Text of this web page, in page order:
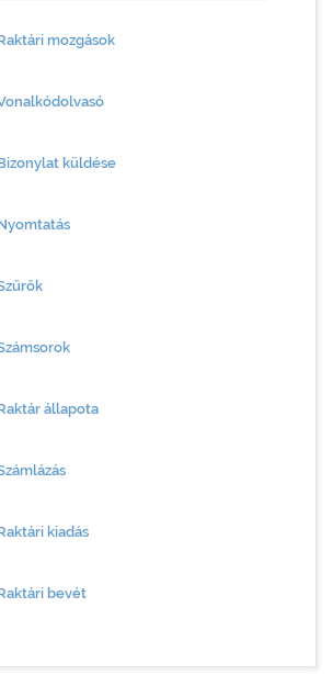
mozgások
küldése
állapota
kiadás
bevét